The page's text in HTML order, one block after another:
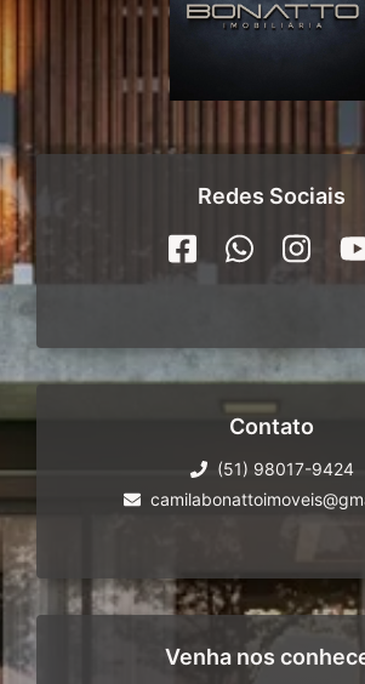
Redes Sociais
Contato
(51) 98017-9424
Venha nos